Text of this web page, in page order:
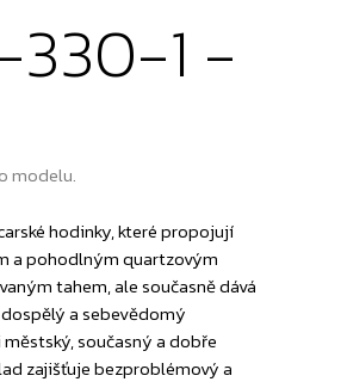
330-1 -
modelu.
hodinky, které propojují
a pohodlným quartzovým
tahem, ale současně dává
a sebevědomý
současný a dobře
zajišťuje bezproblémový a